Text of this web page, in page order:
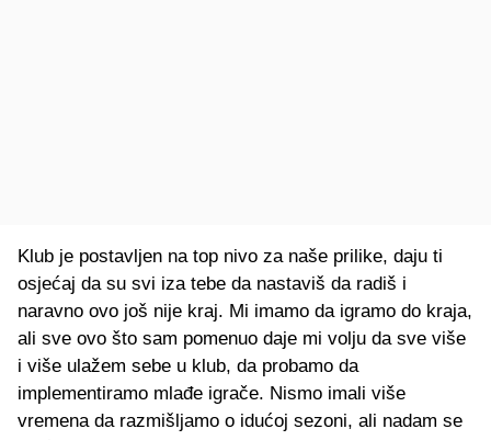
Klub je postavljen na top nivo za naše prilike, daju ti
osjećaj da su svi iza tebe da nastaviš da radiš i
naravno ovo još nije kraj. Mi imamo da igramo do kraja,
ali sve ovo što sam pomenuo daje mi volju da sve više
i više ulažem sebe u klub, da probamo da
implementiramo mlađe igrače. Nismo imali više
vremena da razmišljamo o idućoj sezoni, ali nadam se